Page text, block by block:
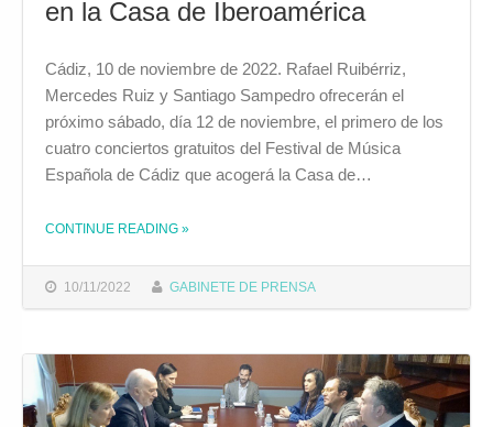
en la Casa de Iberoamérica
10/11/2022 GABINETE DE PRENSA
Cádiz, 10 de noviembre de 2022. Rafael Ruibérriz,
Mercedes Ruiz y Santiago Sampedro ofrecerán el
próximo sábado, día 12 de noviembre, el primero de los
cuatro conciertos gratuitos del Festival de Música
Española de Cádiz que acogerá la Casa de…
CONTINUE READING THE "TRES MÚSICOS AL RESCATE DE LAS SONATAS SEVILLANAS DE LUIS MISÓN EN LA CASA DE IBEROAMÉRICA"
»